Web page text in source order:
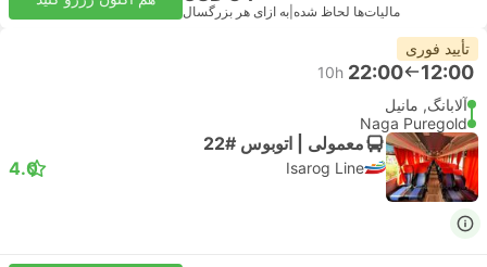
مالیات‌ها لحاظ شده به ازای هر بزرگسال
تأیید فوری
12:00
22:00
10h
آلابانگ, مانیل
Naga Puregold
معمولی | اتوبوس #22
Isarog Line
4.0